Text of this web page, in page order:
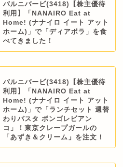
バルニバービ(3418)【株主優待
利用】「NANAIRO Eat at
Home! (ナナイロ イート アット
ホーム)」で「ディアボラ」を食
べてきました！
バルニバービ(3418)【株主優待
利用】「NANAIRO Eat at
Home! (ナナイロ イート アット
ホーム)」で「ランチセット 週替
わりパスタ ボンゴレビアン
コ」！東京クレープガールの
「あずき＆クリーム」を注文！